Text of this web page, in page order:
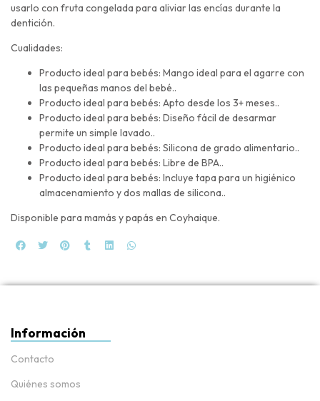
usarlo con fruta congelada para aliviar las encías durante la
dentición.
Cualidades:
Producto ideal para bebés: Mango ideal para el agarre con
las pequeñas manos del bebé..
Producto ideal para bebés: Apto desde los 3+ meses..
Producto ideal para bebés: Diseño fácil de desarmar
permite un simple lavado..
Producto ideal para bebés: Silicona de grado alimentario..
Producto ideal para bebés: Libre de BPA..
Producto ideal para bebés: Incluye tapa para un higiénico
almacenamiento y dos mallas de silicona..
Disponible para mamás y papás en Coyhaique.
Información
Contacto
Quiénes somos